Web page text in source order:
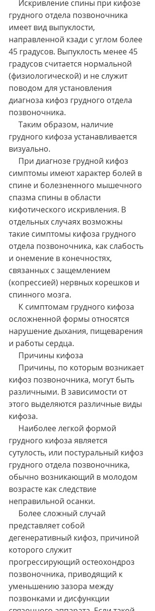
грудного отдела позвоночника
имеет вид выпуклости,
направленной кзади с углом более
45 градусов. Выпуклость менее 45
градусов считается нормальной
(физиологической) и не служит
поводом для установления
диагноза кифоз грудного отдела
позвоночника.
грудного кифоза устанавливается
визуально.
симптомы имеют характер болей в
спине и болезненного мышечного
спазма спины в области
кифотического искривления. В
отдельных случаях возможны
такие симптомы кифоза грудного
отдела позвоночника, как слабость
и онемение в конечностях,
связанных с защемлением
(копрессией) нервных корешков и
спинного мозга.
осложненной формы относятся
нарушение дыхания, пищеварения
и работы сердца.
     Причины кифоза
кифоз позвоночника, могут быть
различными. В зависимости от
этого выделяются различные виды
кифоза.
грудного кифоза является
сутулость, или постуральный кифоз
грудного отдела позвоночника,
обычно возникающий в молодом
возрасте как следствие
неправильной осанки.
представляет собой
дегенеративный кифоз, причиной
которого служит
прогрессирующий остеохондроз
позвоночника, приводящий к
уменьшению зазора между
позвонками и дисфункции